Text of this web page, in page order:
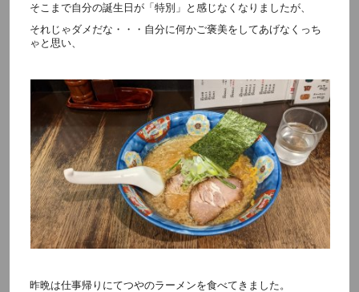
そこまで自分の誕生日が「特別」と感じなくなりましたが、
それじゃダメだな・・・自分に何かご褒美をしてあげなくっち
ゃと思い、
昨晩は仕事帰りにてつやのラーメンを食べてきました。